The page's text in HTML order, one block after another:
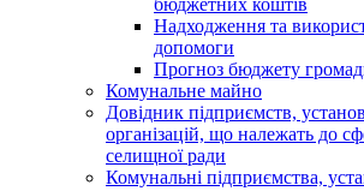
бюджетних коштів
Надходження та
допомоги
Прогноз бюджету
Комунальне майно
Довідник підприємств,
організацій, що належать до
селищної ради
Комунальні підприємства,